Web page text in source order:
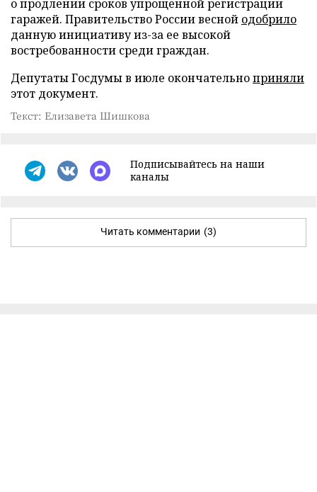
о продлении сроков упрощенной регистрации
гаражей. Правительство России весной одобрило
данную инициативу из-за ее высокой
востребованности среди граждан.
Депутаты Госдумы в июле окончательноприняли
этот документ.
Текст: Елизавета Шишкова
Подписывайтесь на наши
каналы
Читать комментарии (3)